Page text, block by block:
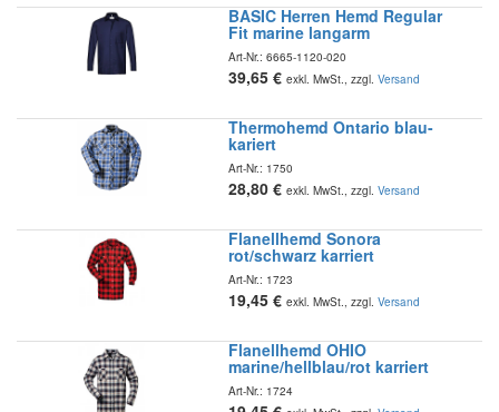
BASIC Herren Hemd Regular
Fit marine langarm
Art-Nr.: 6665-1120-020
39,65 € exkl. MwSt., zzgl. Versand
Thermohemd Ontario blau-
kariert
Art-Nr.: 1750
28,80 € exkl. MwSt., zzgl. Versand
Flanellhemd Sonora
rot/schwarz karriert
Art-Nr.: 1723
19,45 € exkl. MwSt., zzgl. Versand
Flanellhemd OHIO
marine/hellblau/rot karriert
Art-Nr.: 1724